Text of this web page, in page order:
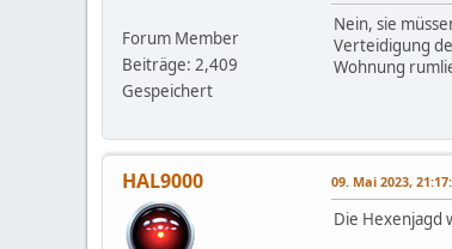
Forum Member
Beiträge: 2,409
Gespeichert
Nein, sie
Verteidigung
Wohnung
HAL9000 09. Mai 2023,
Die Hexenjagd